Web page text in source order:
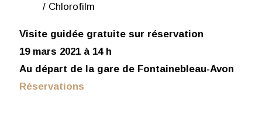
/ Chlorofilm
Visite guidée gratuite sur réservation
19 mars 2021 à 14 h
Au départ de la gare de Fontainebleau-Avon
Réservations